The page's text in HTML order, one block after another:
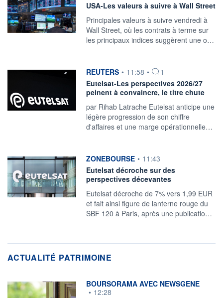
USA-Les valeurs à suivre à Wall Street
Principales valeurs à suivre vendredi à
Wall Street, où les contrats à terme sur
les principaux indices suggèrent une o…
information fournie par
REUTERS • 11:58 •
1
Eutelsat-Les perspectives 2026/27
peinent à convaincre, le titre chute
par Rihab Latrache Eutelsat anticipe une
légère progression ‌de son chiffre
d'affaires et une marge opérationnelle…
information fournie par
ZONEBOURSE • 11:43
Eutelsat décroche sur des
perspectives décevantes
Eutelsat décroche de 7% vers 1,99 EUR
et fait ainsi figure de lanterne rouge du
SBF 120 à Paris, après une publicatio…
ACTUALITÉ PATRIMOINE
information fournie par
BOURSORAMA AVEC NEWSGENE
• 12:28